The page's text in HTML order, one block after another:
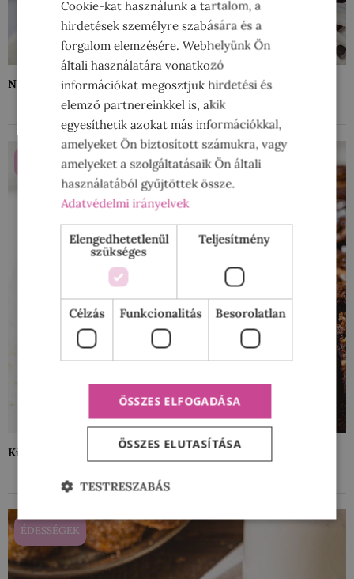
Nagyon csokis keksz
ÉDESSÉGEK
Különleges mogyoróvajas-csokicsipszes brownie recept
ÉDESSÉGEK
Cookie-kat használunk a tartalom, a
hirdetések személyre szabására és a
forgalom elemzésére. Webhelyünk Ön
általi használatára vonatkozó
információkat megosztjuk hirdetési és
elemző partnereinkkel is, akik
egyesíthetik azokat más információkkal,
amelyeket Ön biztosított számukra, vagy
amelyeket a szolgáltatásaik Ön általi
használatából gyűjtöttek össze.
Adatvédelmi irányelvek
Elengedhetetlenül
szükséges
Teljesítmény
Célzás Funkcionalitás Besorolatlan
ÖSSZES ELFOGADÁSA
ÖSSZES ELUTASÍTÁSA
TESTRESZABÁS